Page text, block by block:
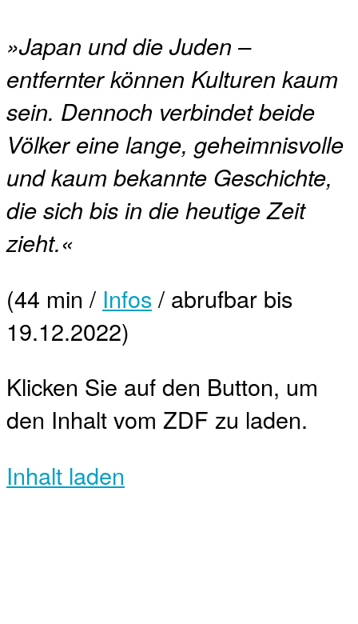
»Japan und die Juden –
entfernter können Kulturen kaum
sein. Dennoch verbindet beide
Völker eine lange, geheimnisvolle
und kaum bekannte Geschichte,
die sich bis in die heutige Zeit
zieht.«
(44 min / Infos/ abrufbar bis
19.12.2022)
Klicken Sie auf den Button, um
den Inhalt vom ZDF zu laden.
Inhalt laden